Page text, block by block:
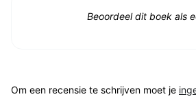
Beoordeel dit boek als
Om een recensie te schrijven moet je